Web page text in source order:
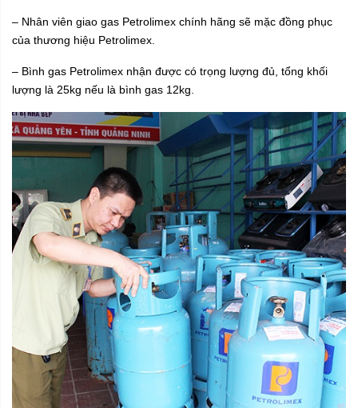
– Nhân viên giao gas Petrolimex chính hãng sẽ mặc đồng phục
của thương hiệu Petrolimex.
– Bình gas Petrolimex nhận được có trọng lượng đủ, tổng khối
lượng là 25kg nếu là bình gas 12kg.